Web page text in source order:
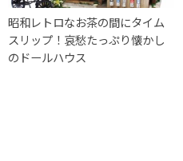
昭和レトロなお茶の間にタイム
スリップ！哀愁たっぷり懐かし
のドールハウス